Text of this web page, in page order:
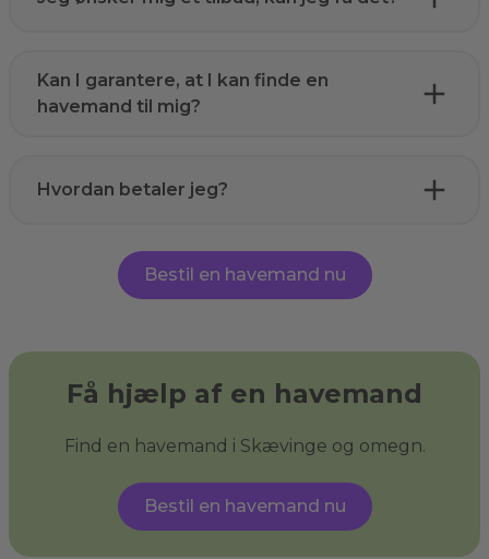
Kan I garantere, at I kan finde en
havemand til mig?
Hvordan betaler jeg?
Bestil en havemand nu
Få hjælp af en havemand
Find en havemand i Skævinge og omegn.
Bestil en havemand nu